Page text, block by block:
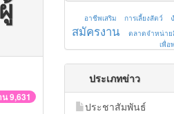
น 9,631
อาชีพเสริม การเลี้ยงสัตว์
สมัครงาน ตลาดจำหน่า
เพื่อ
ประเภทข่าว
ประชาสัมพันธ์